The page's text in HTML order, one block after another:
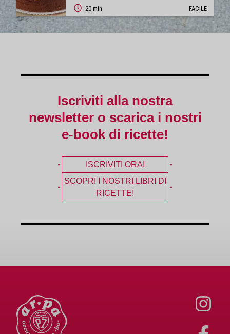
20 min FACILE
Iscriviti alla nostra
newsletter o scarica i nostri
e-book di ricette!
ISCRIVITI ORA!
SCOPRI I NOSTRI LIBRI DI
RICETTE!